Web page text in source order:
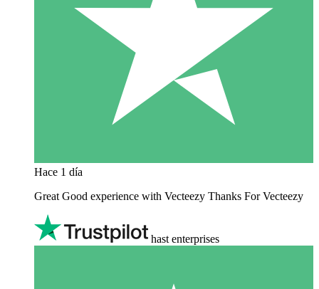
Hace 1 día
Great Good experience with Vecteezy Thanks For Vecteezy
hast enterprises